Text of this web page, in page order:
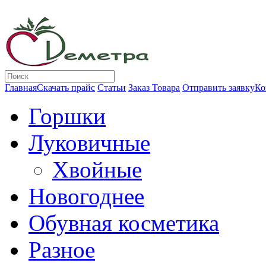
ГлавнаяСкачать прайс Статьи Заказ Товара Отправить заявку
Горшки
Луковичные
Хвойные
Новогоднее
Обувная косметика
Разное